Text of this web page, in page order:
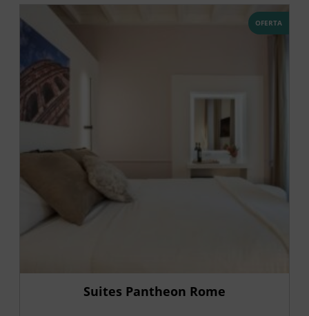
OFERTA
Suites Pantheon Rome